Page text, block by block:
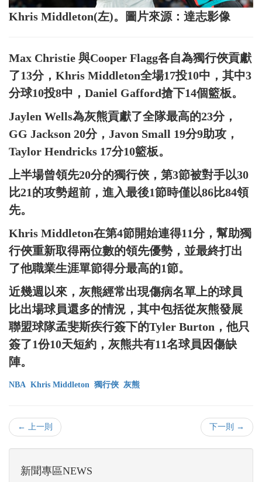
Khris Middleton(左)。圖片來源：達志影像
Max Christie 與Cooper Flagg各自為獨行俠貢獻
了13分，Khris Middleton全場17投10中，其中3
分球10投8中，Daniel Gafford搶下14個籃板。
Jaylen Wells為灰熊貢獻了全隊最高的23分，
GG Jackson 20分，Javon Small 19分9助攻，
Taylor Hendricks 17分10籃板。
上半場曾領先20分的獨行俠，第3節被對手以30
比21的攻勢超前，進入最後1節時僅以86比84領
先。
Khris Middleton在第4節開始連得11分，幫助獨
行俠重新取得兩位數的領先優勢，並最終打出
了他職業生涯單節得分最高的1節。
近幾週以來，灰熊經常出現傷病名單上的球員
比出場球員還多的情況，其中包括從灰熊發展
聯盟球隊孟斐斯疾行簽下的Tyler Burton，他只
簽了1份10天短約，灰熊共有11名球員因傷缺
陣。
NBA Khris Middleton 獨行俠 灰熊
← 上一則 下一則 →
新聞專區NEWS